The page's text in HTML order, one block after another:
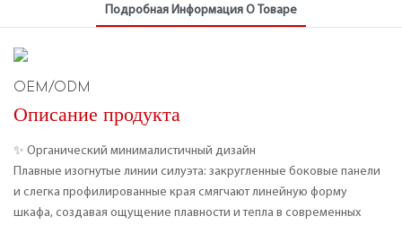
Подробная Информация О Товаре
OEM/ODM
Описание продукта
✨ Органический минималистичный дизайн
Плавные изогнутые линии силуэта: закругленные боковые панели
и слегка профилированные края смягчают линейную форму
шкафа, создавая ощущение плавности и тепла в современных